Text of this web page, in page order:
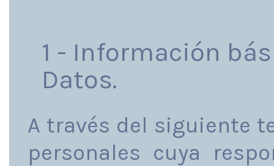
1 - Información
Datos.
A través del siguiente
personales cuya